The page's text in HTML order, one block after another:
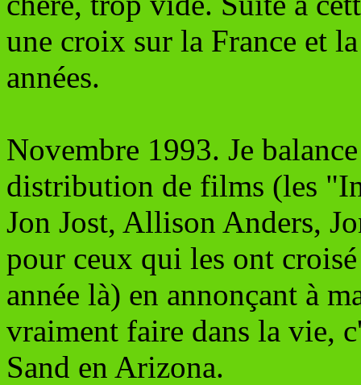
une croix sur la France et
années.
Novembre 1993. Je
distribution de films (les
Jon Jost, Allison Anders,
pour ceux qui les ont
année là) en annonçant à
vraiment faire dans la vie,
Sand en Arizona.